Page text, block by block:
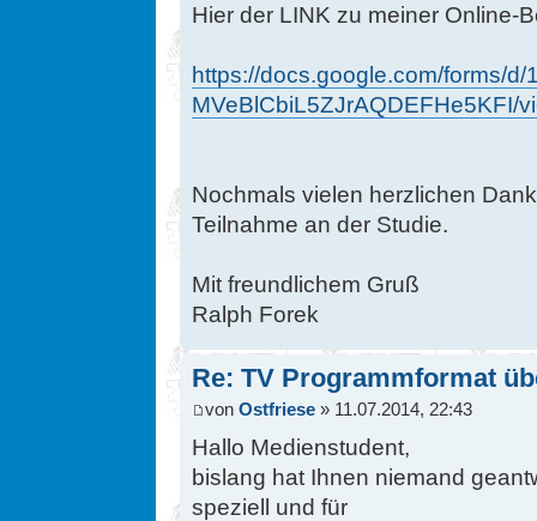
Hier der LINK zu meiner Online-
https://docs.google.com/forms/
MVeBlCbiL5ZJrAQDEFHe5KFI/
Nochmals vielen herzlichen
Teilnahme an der Studie.
Mit freundlichem Gruß
Ralph Forek
Re: TV Programmformat
von Ostfriese » 11.07.2014, 22:43
Hallo Medienstudent,
bislang hat Ihnen niemand
speziell und für